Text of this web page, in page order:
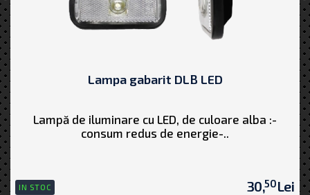
Lampa gabarit DLB LED
Lampă de iluminare cu LED, de culoare alba :-
consum redus de energie-..
IN STOC 30,50Lei